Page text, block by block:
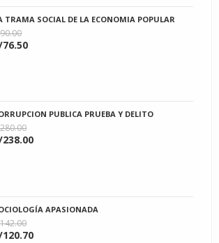
TRAMA SOCIAL DE LA ECONOMIA POPULAR
76.50
PUBLICA PRUEBA Y DELITO
238.00
APASIONADA
120.70